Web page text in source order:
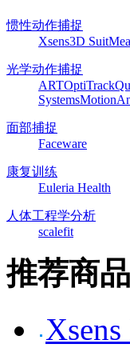
惯性动作捕捉
Xsens3D Suit
光学动作捕捉
ARTOptiTrack
Systems
面部捕捉
Faceware
康复训练
Euleria Health
人体工程学分析
scalefit
推荐商品